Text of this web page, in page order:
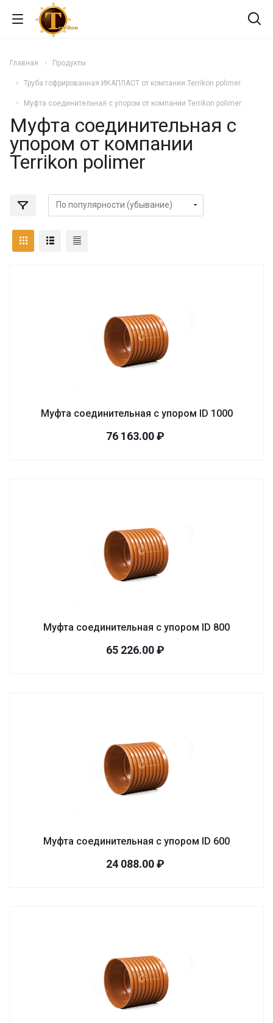
Главная Продукты
Труба гофрированная ИКАПЛАСТ от компании Terrikon polimer
Муфта соединительная с упором от компании Terrikon polimer
Муфта соединительная с
упором от компании
Terrikon polimer
Муфта соединительная с упором ID 1000
76 163.00 ₽
Муфта соединительная с упором ID 800
65 226.00 ₽
Муфта соединительная с упором ID 600
24 088.00 ₽